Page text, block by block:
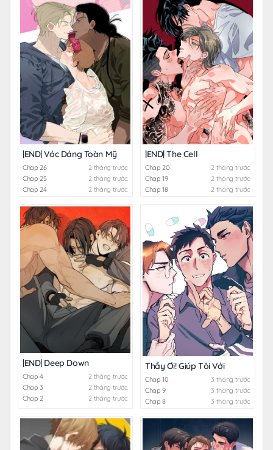
|END| Vóc Dáng Toàn Mỹ
Chap 26
2 tháng trước
Chap 25
2 tháng trước
Chap 24
2 tháng trước
|END| The Cell
Chap 20
2 tháng trước
Chap 19
2 tháng trước
Chap 18
2 tháng trước
|END| Deep Down
Chap 4
2 tháng trước
Chap 3
2 tháng trước
Chap 2
2 tháng trước
Thầy Ơi! Giúp Tôi Với
Chap 10
3 tháng trước
Chap 9
3 tháng trước
Chap 8
3 tháng trước